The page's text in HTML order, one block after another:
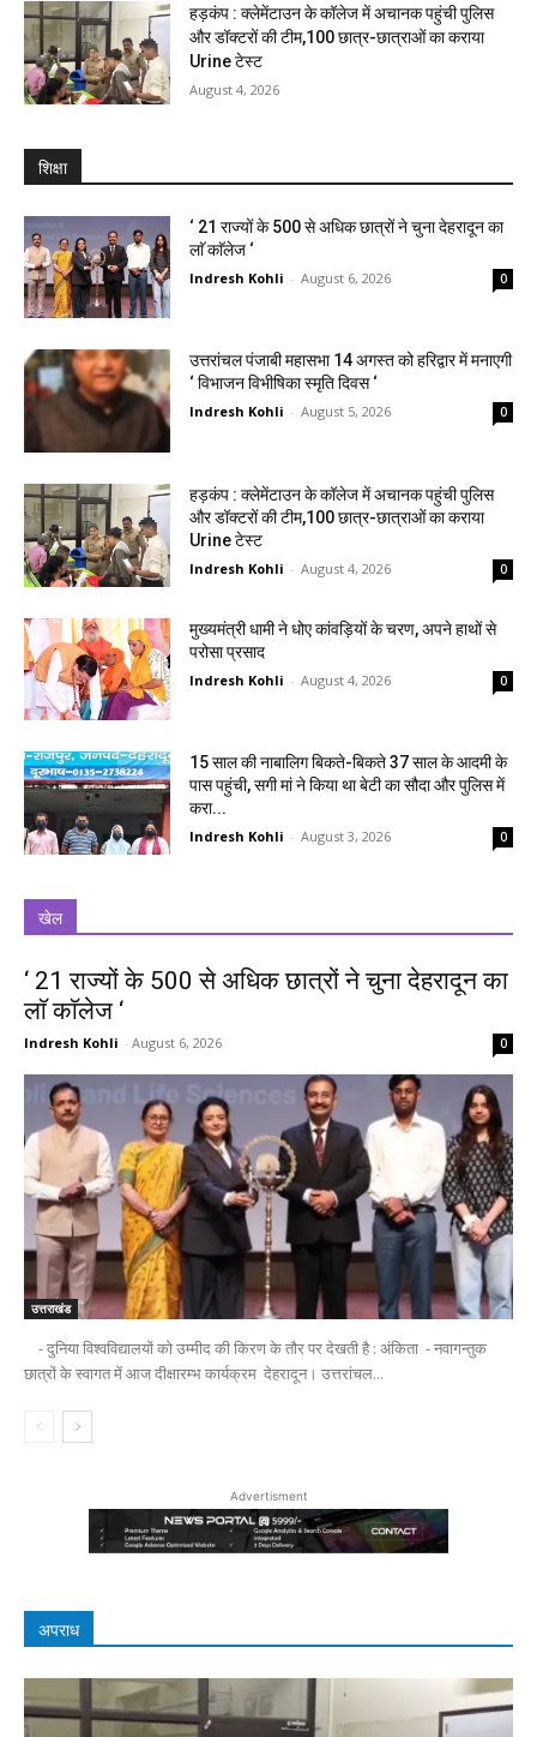
हड़कंप : क्लेमेंटाउन के कॉलेज में अचानक पहुंची पुलिस
और डॉक्टरों की टीम,100 छात्र-छात्राओं का कराया
Urine टेस्ट
August 4, 2026
शिक्षा
‘ 21 राज्यों के 500 से अधिक छात्रों ने चुना देहरादून का
लाॅ काॅलेज ‘
Indresh Kohli - August 6, 2026 0
उत्तरांचल पंजाबी महासभा 14 अगस्त को हरिद्वार में मनाएगी
‘ विभाजन विभीषिका स्मृति दिवस ‘
Indresh Kohli - August 5, 2026 0
हड़कंप : क्लेमेंटाउन के कॉलेज में अचानक पहुंची पुलिस
और डॉक्टरों की टीम,100 छात्र-छात्राओं का कराया
Urine टेस्ट
Indresh Kohli - August 4, 2026 0
मुख्यमंत्री धामी ने धोए कांवड़ियों के चरण, अपने हाथों से
परोसा प्रसाद
Indresh Kohli - August 4, 2026 0
15 साल की नाबालिग बिकते-बिकते 37 साल के आदमी के
पास पहुंची, सगी मां ने किया था बेटी का सौदा और पुलिस में
करा...
Indresh Kohli - August 3, 2026 0
खेल
‘ 21 राज्यों के 500 से अधिक छात्रों ने चुना देहरादून का
लाॅ काॅलेज ‘
Indresh Kohli - August 6, 2026 0
उत्तराखंड
- दुनिया विश्वविद्यालयों को उम्मीद की किरण के तौर पर देखती है : अंकिता - नवागन्तुक
छात्रों के स्वागत में आज दीक्षारम्भ कार्यक्रम देहरादून। उत्तरांचल...
Advertisment
अपराध